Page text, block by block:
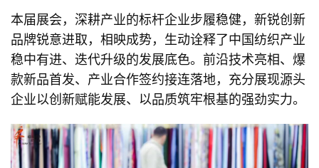
本届展会，深耕产业的标杆企业步履稳健，新锐创新
品牌锐意进取，相映成势，生动诠释了中国纺织产业
稳中有进、迭代升级的发展底色。前沿技术亮相、爆
款新品首发、产业合作签约接连落地，充分展现源头
企业以创新赋能发展、以品质筑牢根基的强劲实力。